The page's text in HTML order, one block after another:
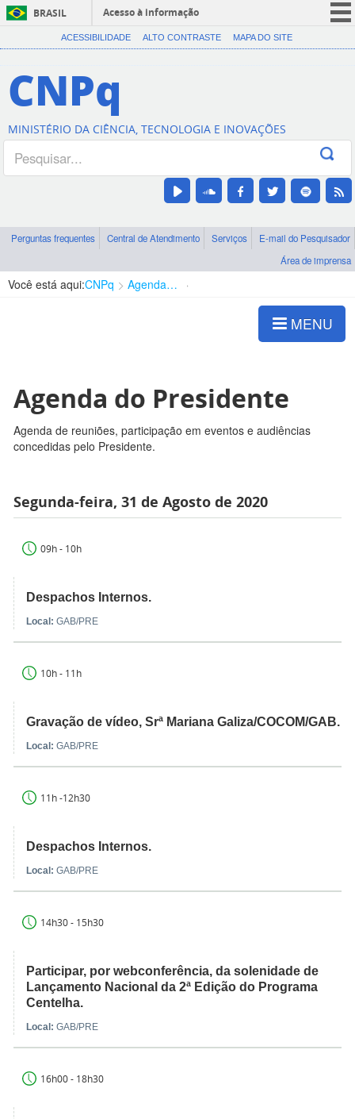
BRASIL
Acesso à informação
CORONAVÍRUS (COVID-19)
Canais
ACESSIBILIDADE ALTO CONTRASTE MAPA DO SITE
CNPq
MINISTÉRIO DA CIÊNCIA, TECNOLOGIA E INOVAÇÕES
Perguntas frequentes Central de Atendimento Serviços
E-mail do Pesquisador
Área de imprensa
Você está aqui:CNPq Agenda de autoridades
MENU
Agenda do Presidente
Agenda de reuniões, participação em eventos e audiências
concedidas pelo Presidente.
Segunda-feira, 31 de Agosto de 2020
09h - 10h
Despachos Internos.
Local: GAB/PRE
10h - 11h
Gravação de vídeo, Srª Mariana Galiza/COCOM/GAB.
Local: GAB/PRE
11h -12h30
Despachos Internos.
Local: GAB/PRE
14h30 - 15h30
Participar, por webconferência, da solenidade de
Lançamento Nacional da 2ª Edição do Programa
Centelha.
Local: GAB/PRE
16h00 - 18h30